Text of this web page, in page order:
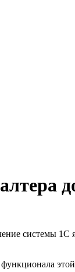
системы 1С